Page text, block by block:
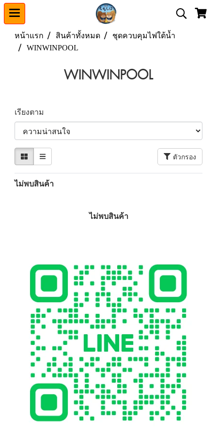
หน้าแรก สินค้าทั้งหมด
ชุดควบคุมไฟใต้น้ำ
WINWINPOOL
WINWINPOOL
เรียงตาม
ตัวกรอง
ไม่พบสินค้า
ไม่พบสินค้า